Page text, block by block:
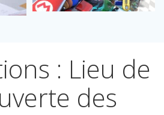
: Lieu de
des